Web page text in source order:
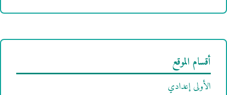
أقسام الموقع
الأولى إعدادي